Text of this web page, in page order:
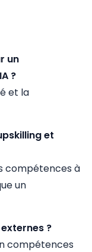
un
?
et la
et
compétences à
un
?
compétences